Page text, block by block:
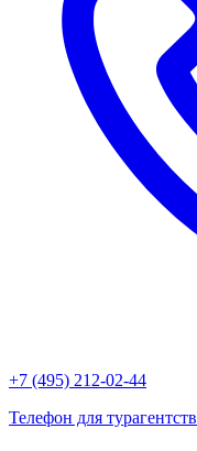
+7 (495) 212-02-44
Телефон для турагентств